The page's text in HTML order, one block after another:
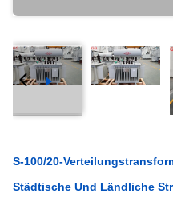
S-100/20-
Städtische Und Ländliche